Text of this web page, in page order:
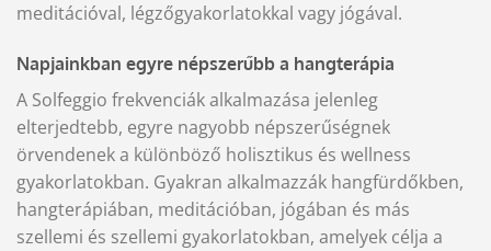
meditációval, légzőgyakorlatokkal vagy jógával.
Napjainkban egyre népszerűbb a hangterápia
A Solfeggio frekvenciák alkalmazása jelenleg
elterjedtebb, egyre nagyobb népszerűségnek
örvendenek a különböző holisztikus és wellness
gyakorlatokban. Gyakran alkalmazzák hangfürdőkben,
hangterápiában, meditációban, jógában és más
szellemi és szellemi gyakorlatokban, amelyek célja a